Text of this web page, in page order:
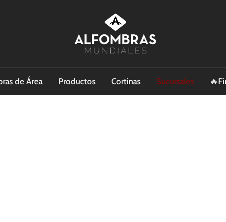
de Área Productos Cortinas Sucursales